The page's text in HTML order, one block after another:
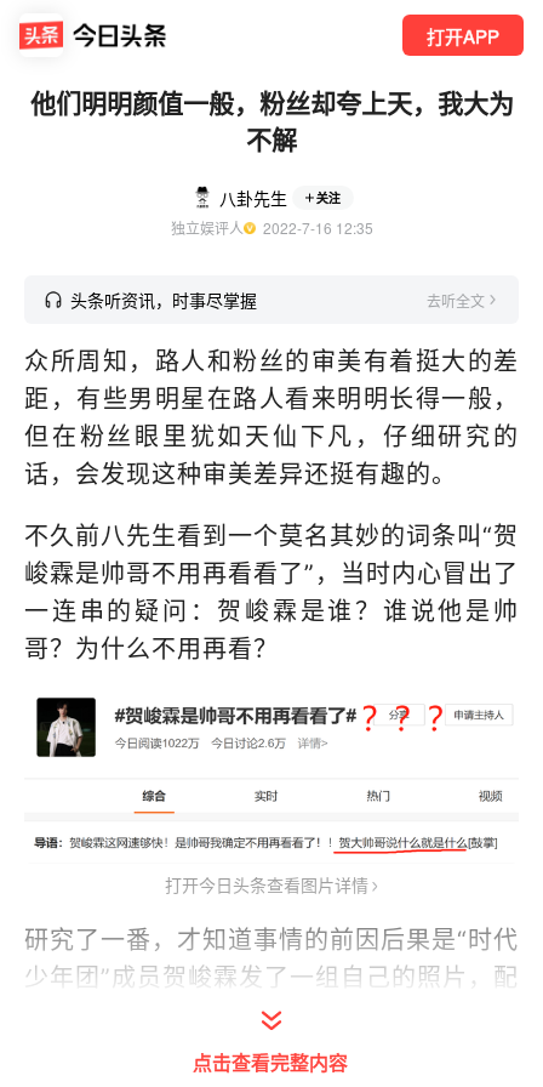
打开APP
他们明明颜值一般，粉丝却夸上天，我大为
不解
八卦先生 关注
独立娱评人
  2022-7-16 12:35
头条听资讯，时事尽掌握 去听全文
众所周知，路人和粉丝的审美有着挺大的差
距，有些男明星在路人看来明明长得一般，
但在粉丝眼里犹如天仙下凡，仔细研究的
话，会发现这种审美差异还挺有趣的。
不久前八先生看到一个莫名其妙的词条叫“贺
峻霖是帅哥不用再看看了”，当时内心冒出了
一连串的疑问：贺峻霖是谁？谁说他是帅
哥？为什么不用再看？
打开今日头条查看图片详情
研究了一番，才知道事情的前因后果是“时代
少年团”成员贺峻霖发了一组自己的照片，配
文：是个帅哥，我确定，不用再看看了！
点击查看完整内容